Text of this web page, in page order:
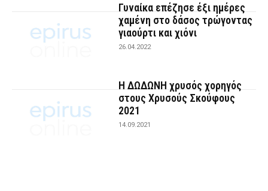
Γυναίκα επέζησε έξι ημέρες
χαμένη στο δάσος τρώγοντας
γιαούρτι και χιόνι
26.04.2022
Η ΔΩΔΩΝΗ χρυσός χορηγός
στους Χρυσούς Σκούφους
2021
14.09.2021